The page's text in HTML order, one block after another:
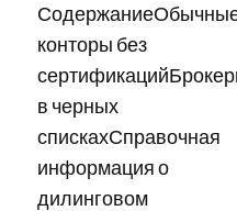
конторы без
в черных
спискахСправочная
информация о
дилинговом